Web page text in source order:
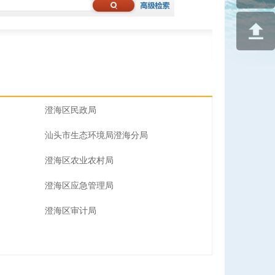
澄海区民政局
汕头市生态环境局澄海分局
澄海区农业农村局
澄海区应急管理局
澄海区审计局